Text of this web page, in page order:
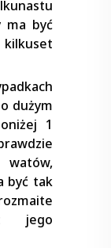
ma być
kilkuset
dużym
1
watów,
być tak
jego